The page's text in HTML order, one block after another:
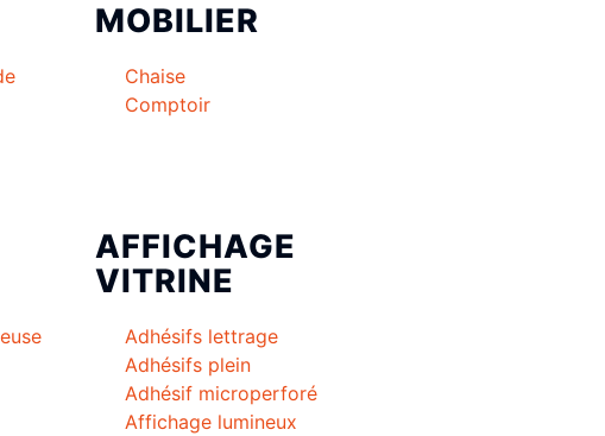
MOBILIER
Chaise
Comptoir
AFFICHAGE
VITRINE
Adhésifs lettrage
Adhésifs plein
Adhésif microperforé
Affichage lumineux